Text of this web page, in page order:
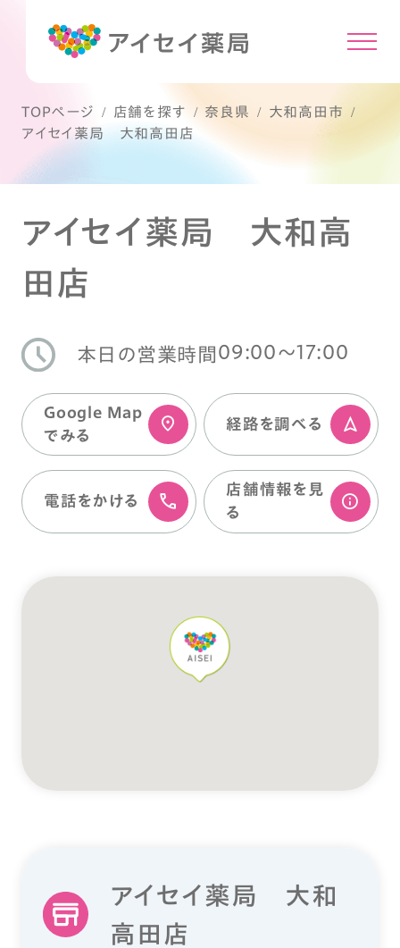
TOPページ 店舗を探す 奈良県
大和高田市
アイセイ薬局 大和高田店
アイセイ薬局 大和高
田店
本日の営業時間 09:00〜17:00
Google Map
でみる
経路を調べる
電話をかける
店舗情報を⾒
る
アイセイ薬局 大和
高田店